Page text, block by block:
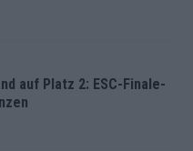
auf Platz 2: ESC-Finale-